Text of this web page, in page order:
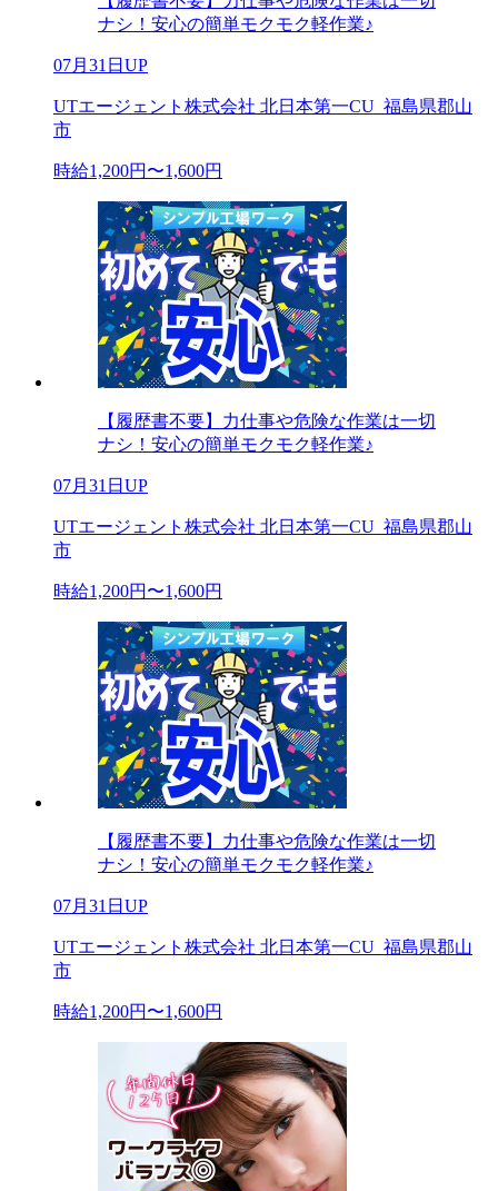
ナシ！安心の簡単モクモク軽作業♪
07月31日UP
UTエージェント株式会社 北日本第一CU_福島県郡山
市
時給1,200円〜1,600円
【履歴書不要】力仕事や危険な作業は一切
ナシ！安心の簡単モクモク軽作業♪
07月31日UP
UTエージェント株式会社 北日本第一CU_福島県郡山
市
時給1,200円〜1,600円
【履歴書不要】力仕事や危険な作業は一切
ナシ！安心の簡単モクモク軽作業♪
07月31日UP
UTエージェント株式会社 北日本第一CU_福島県郡山
市
時給1,200円〜1,600円